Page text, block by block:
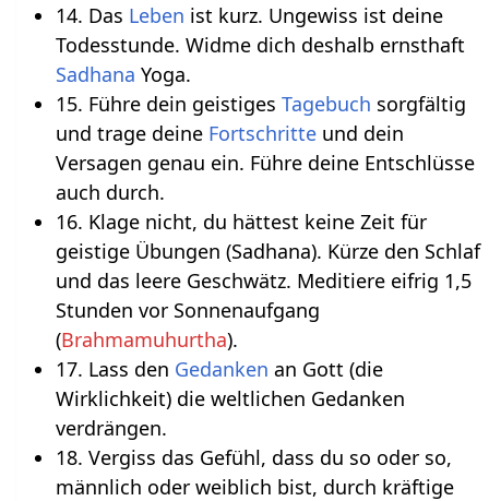
14. Das Leben ist kurz. Ungewiss ist deine
Todesstunde. Widme dich deshalb ernsthaft
Sadhana Yoga.
15. Führe dein geistiges Tagebuch sorgfältig
und trage deine Fortschritteund dein
Versagen genau ein. Führe deine Entschlüsse
auch durch.
16. Klage nicht, du hättest keine Zeit für
geistige Übungen (Sadhana). Kürze den Schlaf
und das leere Geschwätz. Meditiere eifrig 1,5
Stunden vor Sonnenaufgang
(Brahmamuhurtha).
17. Lass den Gedanken an Gott (die
Wirklichkeit) die weltlichen Gedanken
verdrängen.
18. Vergiss das Gefühl, dass du so oder so,
männlich oder weiblich bist, durch kräftige